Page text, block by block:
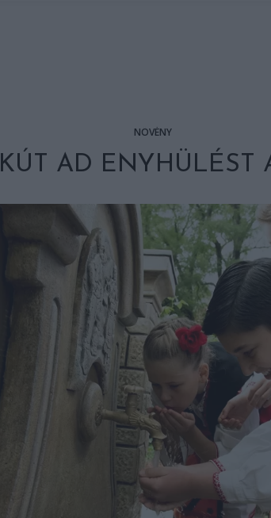
NÖVÉNY
AD ENYHÜLÉST